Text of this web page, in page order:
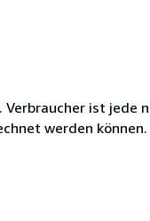
ist jede
werden können.